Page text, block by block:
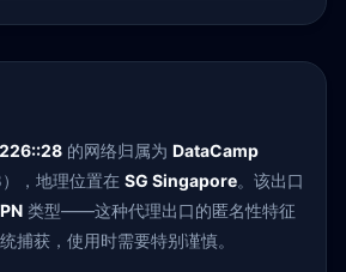
的网络归属为 DataCamp
，地理位置在 SG Singapore。该出口
类型——这种代理出口的匿名性特征
捕获，使用时需要特别谨慎。